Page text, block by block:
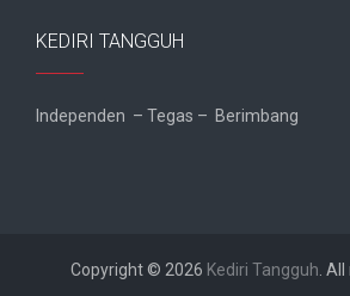
KEDIRI TANGGUH
Independen – Tegas – Berimbang
Copyright © 2026 Kediri Tangguh .